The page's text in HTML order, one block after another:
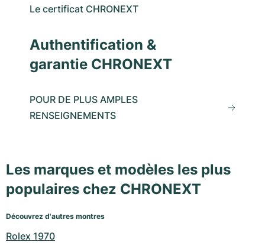
Le certificat CHRONEXT
Authentification &
garantie CHRONEXT
POUR DE PLUS AMPLES
RENSEIGNEMENTS
Les marques et modèles les plus
populaires chez CHRONEXT
Découvrez d'autres montres
Rolex 1970